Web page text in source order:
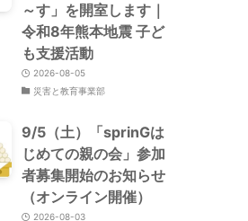
～す」を開室します｜
令和8年熊本地震 子ど
も支援活動
2026-08-05
災害と教育事業部
9/5（土）「sprinGは
じめての親の会」参加
者募集開始のお知らせ
（オンライン開催）
2026-08-03